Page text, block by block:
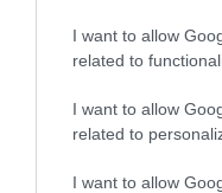
I want to allow
related to
I want to allow
related to
I want to allow